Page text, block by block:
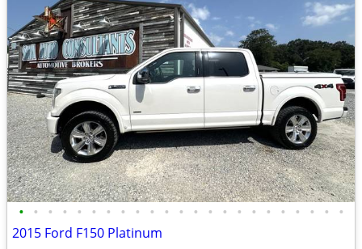
• • • • • • • • • • • • • • • • • • • • • • •
2015 Ford F150 Platinum